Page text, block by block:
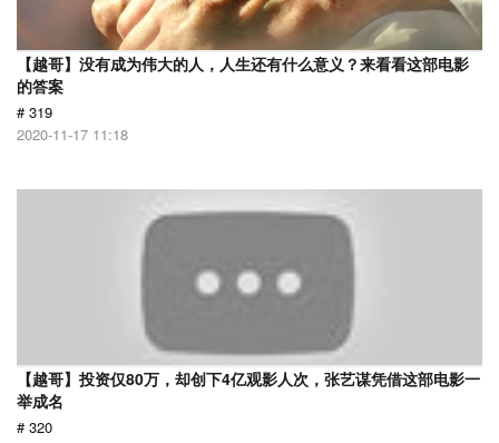
【越哥】没有成为伟大的人，人生还有什么意义？来看看这部电影
的答案
# 319
2020-11-17 11:18
【越哥】投资仅80万，却创下4亿观影人次，张艺谋凭借这部电影一
举成名
# 320